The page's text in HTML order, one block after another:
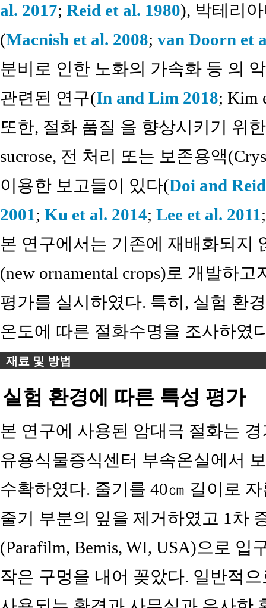
al. 2017; Reid et al. 1980), 박테리
(Macnish et al. 2008; van Doorn et
분비로 인한 노화의 가속화 등 의
관련된 연구(In and Lim 2018; Kim
또한, 절화 품질 을 향상시키기 위
sucrose, 전 처리 또는 보존용액
이용한 보고들이 있다(Doi and
2001; Ku et al. 2014; Lee et al. 2011
본 연구에서는 기존에 재배화되지
(new ornamental crops)로 개발하
평가를 실시하였다. 특히, 실험 환
온도에 따른 절화수명을 조사하였
재료 및 방법
실험 환경에 따른 특성 평가
본 연구에 사용된 암대극 절화는
유용식물증식센터 부속온실에서
수확하였다. 줄기를 40㎝ 길이로
줄기 부분의 잎을 제거하였고 1차
(Parafilm, Bemis, WI, USA)으로
작은 구멍을 내어 꽂았다. 일반적